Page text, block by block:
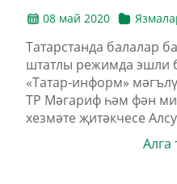
08 май 2020
Татарстанда балалар
штатлы режимда эшли
«Татар-информ»
ТР Мәгариф һәм фән
хезмәте җитәкчесе
Алга